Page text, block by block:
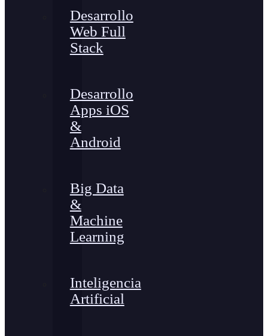
Desarrollo
Web Full
Stack
Desarrollo
Apps iOS
&
Android
Big Data
&
Machine
Learning
Inteligencia
Artificial